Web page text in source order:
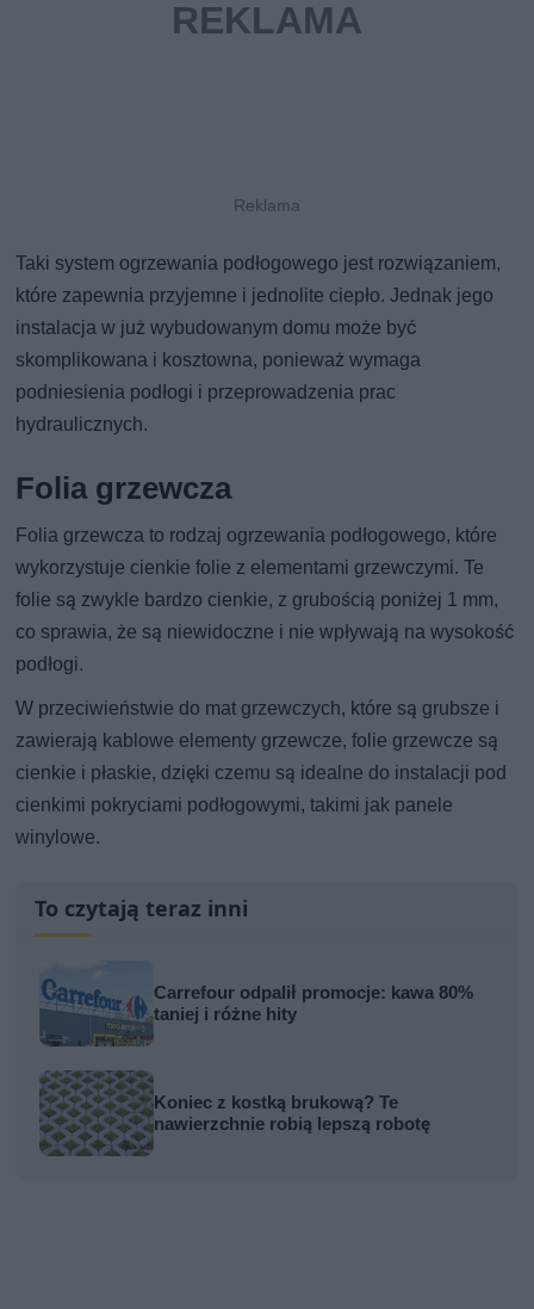
Taki system ogrzewania podłogowego jest rozwiązaniem,
które zapewnia przyjemne i jednolite ciepło. Jednak jego
instalacja w już wybudowanym domu może być
skomplikowana i kosztowna, ponieważ wymaga
podniesienia podłogi i przeprowadzenia prac
hydraulicznych.
Folia grzewcza
Folia grzewcza to rodzaj ogrzewania podłogowego, które
wykorzystuje cienkie folie z elementami grzewczymi. Te
folie są zwykle bardzo cienkie, z grubością poniżej 1 mm,
co sprawia, że są niewidoczne i nie wpływają na wysokość
podłogi.
W przeciwieństwie do mat grzewczych, które są grubsze i
zawierają kablowe elementy grzewcze, folie grzewcze są
cienkie i płaskie, dzięki czemu są idealne do instalacji pod
cienkimi pokryciami podłogowymi, takimi jak panele
winylowe.
To czytają teraz inni
Carrefour odpalił promocje: kawa 80%
taniej i różne hity
Koniec z kostką brukową? Te
nawierzchnie robią lepszą robotę